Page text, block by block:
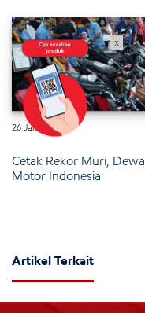
26 Januari 2025
Cetak Rekor Muri, Dewa
Motor Indonesia
Artikel Terkait
x